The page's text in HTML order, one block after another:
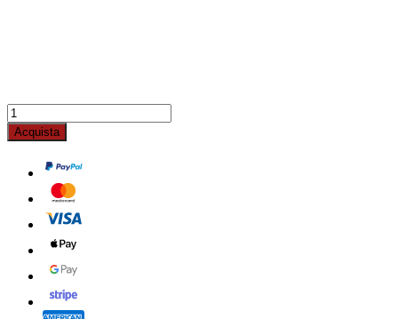
Acquista